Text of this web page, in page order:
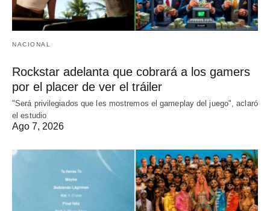
NACIONAL
Rockstar adelanta que cobrará a los gamers
por el placer de ver el tráiler
"Será privilegiados que les mostremos el gameplay del juego", aclaró
el estudio
Ago 7, 2026